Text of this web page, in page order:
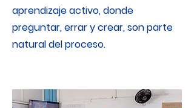
aprendizaje activo, donde
preguntar, errar y crear, son parte
natural del proceso.